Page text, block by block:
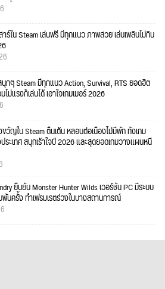
สาร์ใน Steam เล่นฟรี มีทุกแนว ภาพสวย เล่นเพลินไม่กิน
กๆ Steam มีทุกแนว Action, Survival, RTS ยอดฮิต
ม่แรงก็เล่นได้ เอาใจเกมเมอร์ 2026
ขวัญใน Steam ตื่นเต้น หลอนต่อเนื่องไม่มีพัก ทั้งเกม
ระเทศ สนุกเร้าใจปี 2026 และสุดยอดเกมวางแผนหนี
ยืนยัน Monster Hunter Wilds เวอร์ชัน PC มีระบบ
พันครั้ง ทำเฟรมเรตร่วงในบางสถานการณ์